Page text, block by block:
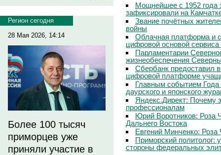
Регион сегодня
28 Мая 2026, 14:14
Более 100 тысяч
приморцев уже
приняли участие в
Мощнейшее с 1952 года
зафиксировали на
Звание почётных
войны
Облачная платформа и
цифровой основой
Парламентарии
жизнеобеспечения
Сбербанк предоставил
цифровой платформе
Главным событием
даурского и японского
Яндекс.Директ: Почему
профессионалам
Юрий Воротников: Роза
Дальнего Востока
Евгений Минченко: Роза
Приморский политолог:
стороны федеральных